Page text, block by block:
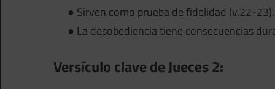
● Sirven como prueba de fidelidad (v.22-23).
● La desobediencia tiene consecuencias
Versículo clave de Jueces 2: